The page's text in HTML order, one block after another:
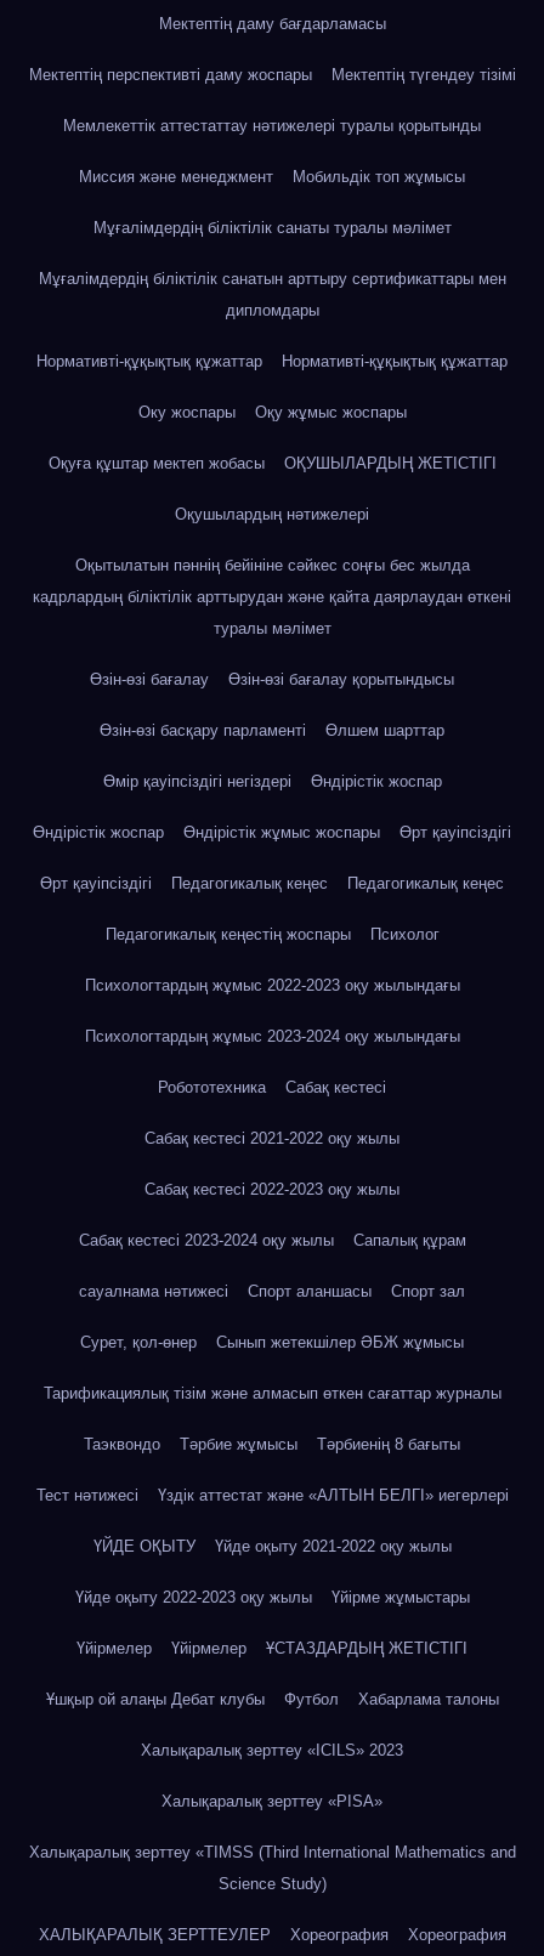
Мектептің даму бағдарламасы
Мектептің перспективті даму жоспары Мектептің түгендеу тізімі
Мемлекеттік аттестаттау нәтижелері туралы қорытынды
Миссия және менеджмент Мобильдік топ жұмысы
Мұғалімдердің біліктілік санаты туралы мәлімет
Мұғалімдердің біліктілік санатын арттыру сертификаттары мен
дипломдары
Нормативті-құқықтық құжаттар Нормативті-құқықтық құжаттар
Оку жоспары Оқу жұмыс жоспары
Оқуға құштар мектеп жобасы ОҚУШЫЛАРДЫҢ ЖЕТІСТІГІ
Оқушылардың нәтижелері
Оқытылатын пәннің бейініне сәйкес соңғы бес жылда
кадрлардың біліктілік арттырудан және қайта даярлаудан өткені
туралы мәлімет
Өзін-өзі бағалау Өзін-өзі бағалау қорытындысы
Өзін-өзі басқару парламенті Өлшем шарттар
Өмір қауіпсіздігі негіздері Өндірістік жоспар
Өндірістік жоспар Өндірістік жұмыс жоспары Өрт қауіпсіздігі
Өрт қауіпсіздігі Педагогикалық кеңес Педагогикалық кеңес
Педагогикалық кеңестің жоспары Психолог
Психологтардың жұмыс 2022-2023 оқу жылындағы
Психологтардың жұмыс 2023-2024 оқу жылындағы
Робототехника Сабақ кестесі
Сабақ кестесі 2021-2022 оқу жылы
Сабақ кестесі 2022-2023 оқу жылы
Сабақ кестесі 2023-2024 оқу жылы Сапалық құрам
сауалнама нәтижесі Спорт аланшасы Спорт зал
Сурет, қол-өнер Сынып жетекшілер ӘБЖ жұмысы
Тарификациялық тізім және алмасып өткен сағаттар журналы
Таэквондо Тәрбие жұмысы Тәрбиенің 8 бағыты
Тест нәтижесі Үздік аттестат және «АЛТЫН БЕЛГІ» иегерлері
ҮЙДЕ ОҚЫТУ Үйде оқыту 2021-2022 оқу жылы
Үйде оқыту 2022-2023 оқу жылы Үйірме жұмыстары
Үйірмелер Үйірмелер ҰСТАЗДАРДЫҢ ЖЕТІСТІГІ
Ұшқыр ой алаңы Дебат клубы Футбол Хабарлама талоны
Халықаралық зерттеу «IСILS» 2023
Халықаралық зерттеу «PISA»
Халықаралық зерттеу «TIMSS (Third International Mathematics and
Science Study)
ХАЛЫҚАРАЛЫҚ ЗЕРТТЕУЛЕР Хореография Хореография